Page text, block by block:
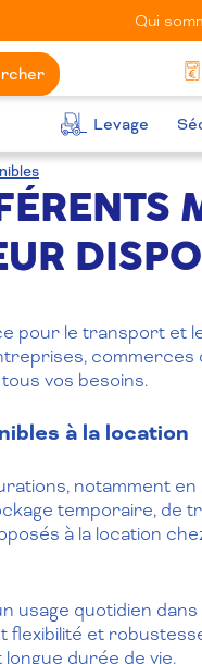
Qui
Levage
pour le transport et
commerces
vos besoins.
à la location
notamment
temporaire, de
à la location
usage quotidien
et
durée de vie.